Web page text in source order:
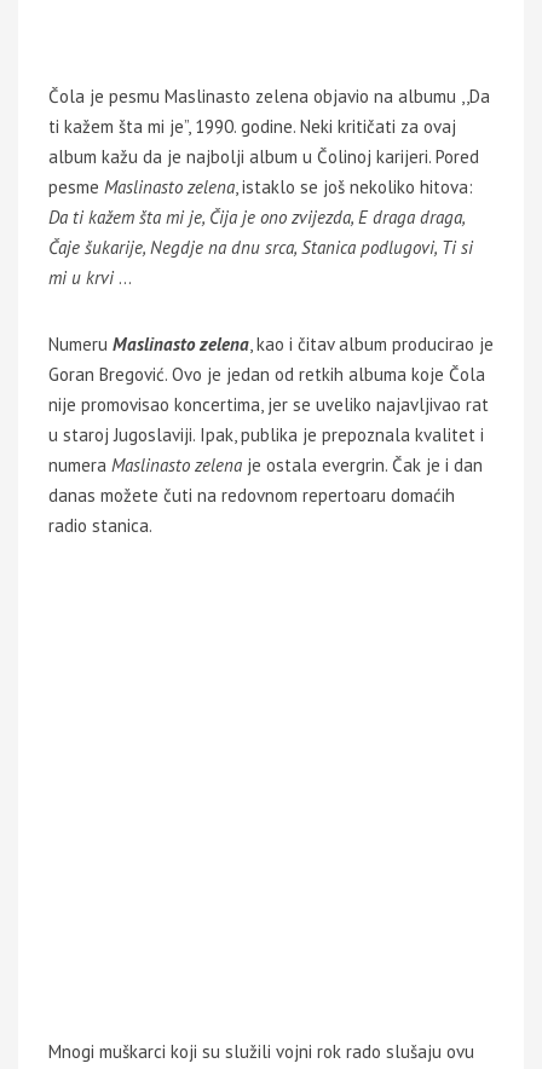
Čola je pesmu Maslinasto zelena objavio na albumu ,,Da
ti kažem šta mi je”, 1990. godine. Neki kritičati za ovaj
album kažu da je najbolji album u Čolinoj karijeri. Pored
pesme Maslinasto zelena, istaklo se još nekoliko hitova:
Da ti kažem šta mi je, Čija je ono zvijezda, E draga draga,
Čaje šukarije, Negdje na dnu srca, Stanica podlugovi, Ti si
mi u krvi …
Numeru Maslinasto zelena, kao i čitav album producirao je
Goran Bregović. Ovo je jedan od retkih albuma koje Čola
nije promovisao koncertima, jer se uveliko najavljivao rat
u staroj Jugoslaviji. Ipak, publika je prepoznala kvalitet i
numera Maslinasto zelena je ostala evergrin. Čak je i dan
danas možete čuti na redovnom repertoaru domaćih
radio stanica.
Mnogi muškarci koji su služili vojni rok rado slušaju ovu